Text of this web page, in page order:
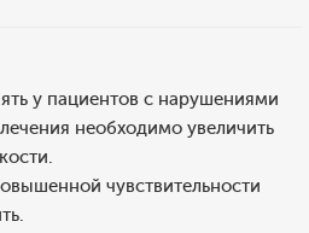
у пациентов с нарушениями
необходимо увеличить
чувствительности